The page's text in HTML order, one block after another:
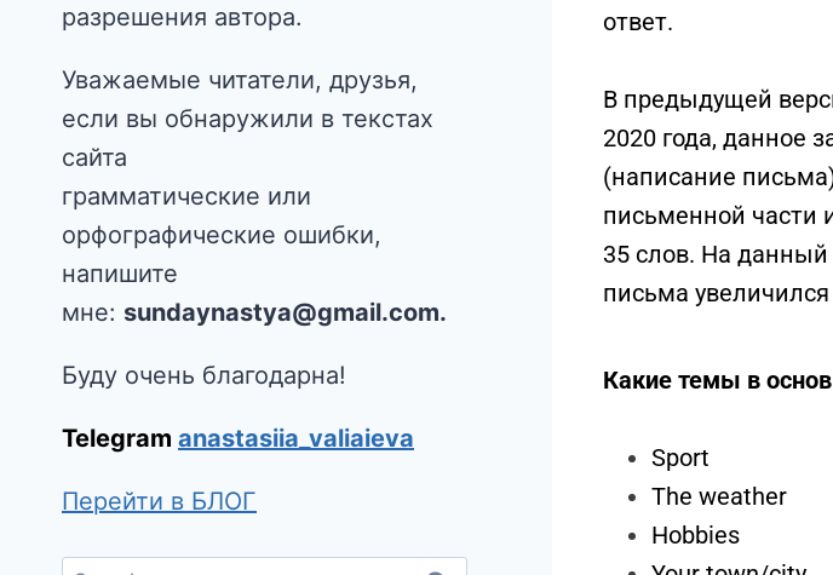
ответ.
В предыдущей
2020 года, данное
(написание
письменной части
35 слов. На
письма
Какие темы в
Sport
The weather
Hobbies
разрешения автора.
Уважаемые читатели, друзья,
если вы обнаружили в текстах
сайта
грамматические или
орфографические ошибки,
напишите
мне: sundaynastya@gmail.com.
Буду очень благодарна!
Telegram anastasiia_valiaieva
Перейти в БЛОГ